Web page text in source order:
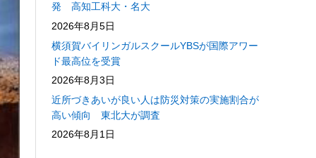
発 高知工科大・名大
2026年8月5日
横須賀バイリンガルスクールYBSが国際アワー
ド最高位を受賞
2026年8月3日
近所づきあいが良い人は防災対策の実施割合が
高い傾向 東北大が調査
2026年8月1日